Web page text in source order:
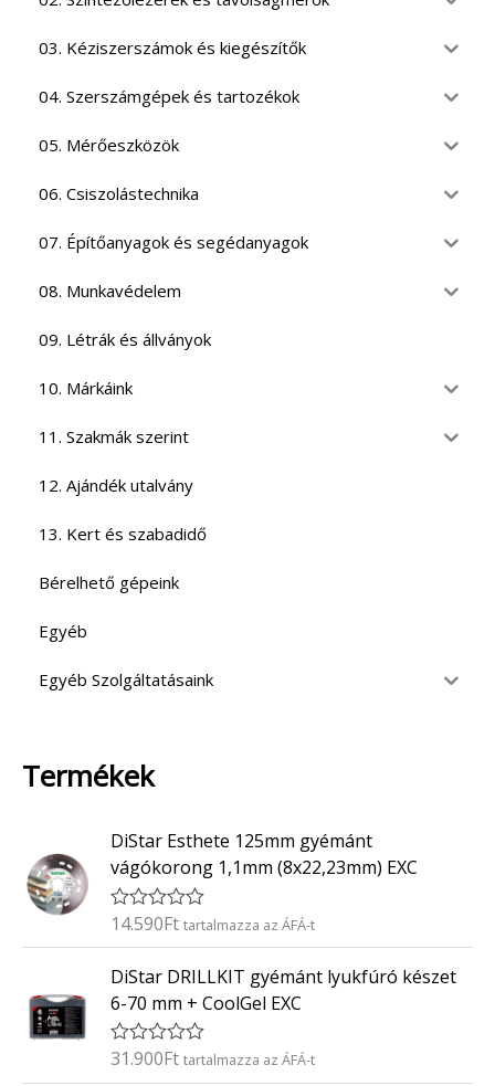
03. Kéziszerszámok és kiegészítők
04. Szerszámgépek és tartozékok
05. Mérőeszközök
06. Csiszolástechnika
07. Építőanyagok és segédanyagok
08. Munkavédelem
09. Létrák és állványok
10. Márkáink
11. Szakmák szerint
12. Ajándék utalvány
13. Kert és szabadidő
Bérelhető gépeink
Egyéb
Egyéb Szolgáltatásaink
Termékek
DiStar Esthete 125mm gyémánt
vágókorong 1,1mm (8x22,23mm) EXC
É
é
k
e
l
s
:
14.590Ft tartalmazza az ÁFÁ-t
DiStar DRILLKIT gyémánt lyukfúró készet
6-70 mm + CoolGel EXC
É
31.900Ft tartalmazza az ÁFÁ-t